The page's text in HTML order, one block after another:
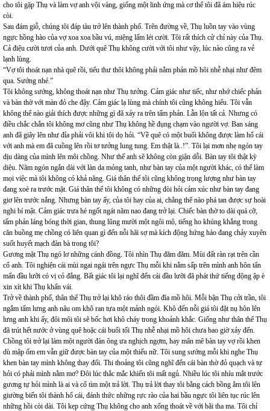
cho tôi gặp Thụ và làm vợ anh vội vàng, giống một linh ứng mà cơ thể tôi đã ám hiệu rúc
còi.
Sau đám giỗ, chúng tôi đáp tàu trở lên thành phố. Trên đường về, Thụ luồn tay vào vùng
ngực hồng hào của vợ xoa xoa bầu vú, miệng lấm lét cười. Tôi rất thích cử chỉ này của Thụ.
Cả điệu cười tươi của anh. Dưới quê Thụ không cười với tôi như vậy, lúc nào cũng ra vẻ
lạnh lùng.
“Vợ tôi thoát nạn nhà quê rồi, tiểu thư thôi không phải nằm phản mồ hôi nhễ nhại như đêm
qua. Sướng nhé.”
Tôi không sướng, không thoát nạn như Thụ tưởng. Cảm giác như tiếc, như nhớ chiếc phản
và bàn thờ với màn đỏ che đậy. Cảm giác lạ lùng mà chính tôi cũng không hiểu. Tôi vẫn
không thể nào giải thích được những gì đã xảy ra trên tấm phản. Lẫn lộn tất cả. Nhưng có
điều chắc chắn tôi không mơ cũng như Thụ không hề đụng chạm vào người vợ. Ban sáng
anh đã giãy lên như đỉa phải vôi khi tôi dọ hỏi. “Về quê có một buổi không được làm hổ cái
với anh mà em đã cuồng lên rồi tơ tưởng lung tung. Em thật là..!”. Tôi lại mơn nhẹ ngón tay
dịu dàng của mình lên môi chồng. Như thế anh sẽ không còn giận dỗi. Bàn tay tôi thật kỳ
diệu. Năm ngón ngắn dài với làn da mỏng tanh, như bàn tay của một người khác, có thể làm
mọi việc mà tôi không có khả năng. Giá thân thể tôi cũng không trọng lượng như bàn tay
đang xoè ra trước mặt. Giá thân thể tôi không có những đòi hỏi cảm xúc như bàn tay đang
giơ lên trước nắng. Nhưng bàn tay ấy, của tôi hay của ai, chẳng thể nào phá tan được sự hoài
nghi bí mật. Cảm giác trưa hè ngốt ngát năm nao đang trở lại. Chiếc bàn thờ to dài quá cỡ,
tấm phản láng bóng thời gian, thung lũng mười một ngôi mộ, tiếng ho khúng khắng trong
căn buồng mẹ chồng có liên quan gì đến nỗi hãi sợ mà kích động hứng háo đang chảy xuyên
suốt huyết mạch đàn bà trong tôi?
Gương mặt Thụ ngó lơ những cánh đồng. Tôi nhìn Thụ đăm đăm. Mùi đất ràn rạt trên cần
cổ anh. Tôi nghiện cái mùi ngai ngái trên ngực Thụ mỗi khi nằm sấp trên mình anh hôn tẩn
mẩn đầu lưỡi có vị cỏ đắng. Bất giác tôi lại nghĩ đến cái đầu lưỡi đã phát thứ tiếng động ập è
xin xít khi Thụ khấn vái.
Trở về thành phố, thân thể Thụ trở lại khô ráo thôi đầm đìa mồ hôi. Mỗi bận Thụ cởi trần, tôi
ngắm tấm lưng anh nâu om khô ran tựa một mảnh ngói. Khô đến nỗi giá tôi đặt nụ hôn lên
lưng anh khi ấy, đôi môi tôi sẽ bốc hơi khô cháy trong khoảnh khắc. Giống như thân thể Thụ
đã trút hết nước ở vùng quê hoặc cái buổi tối Thụ nhễ nhại mồ hôi chưa bao giờ xảy đến.
Chồng tôi trở lại làm một người đàn ông ưa nghịch ngợm, hay mân mê bàn tay vợ rồi khen
dù mập ốm em vẫn giữ được bàn tay của một thiếu nữ. Tôi sung sướng mỗi khi nghe Thụ
khen bàn tay mình không thay đổi. Thi thoảng tôi cũng nghĩ đến cái bàn thờ đỏ quạch và tự
hỏi có phải mình nằm mơ? Đôi lúc thắc mắc khiến tôi mất ngủ. Nhiều lúc tôi nhíu mắt trước
gương tự hỏi mình là ai và cố tìm một trả lời. Thụ trả lời thay tôi bằng cách bồng ẳm tôi lên
giường biến tôi thành hổ cái, đánh thức những rực rào của hai bầu ngực tôi liên tục rúc lên
những hồi còi dài. Tôi kẹp cứng Thụ không cho anh xổng thoát về với bãi tha ma. Tôi chỉ